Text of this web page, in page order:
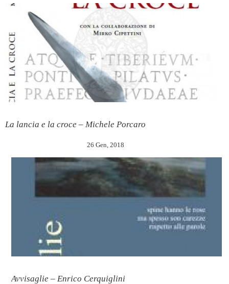
La lancia e la croce – Michele Porcaro
26 Gen, 2018
Avvisaglie – Enrico Cerquiglini